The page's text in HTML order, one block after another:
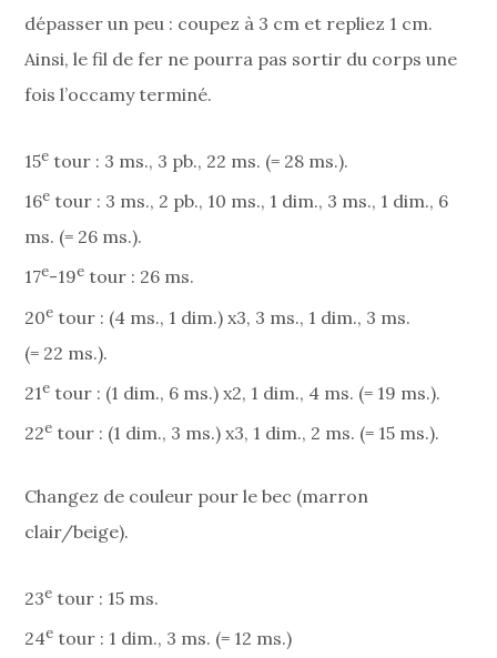
dépasser un peu : coupez à 3 cm et repliez 1 cm.
Ainsi, le fil de fer ne pourra pas sortir du corps une
fois l’occamy terminé.
15e tour : 3 ms., 3 pb., 22 ms. (= 28 ms.).
16e tour : 3 ms., 2 pb., 10 ms., 1 dim., 3 ms., 1 dim., 6
ms. (= 26 ms.).
17e-19e tour : 26 ms.
20e tour : (4 ms., 1 dim.) x3, 3 ms., 1 dim., 3 ms.
(= 22 ms.).
21e tour : (1 dim., 6 ms.) x2, 1 dim., 4 ms. (= 19 ms.).
22e tour : (1 dim., 3 ms.) x3, 1 dim., 2 ms. (= 15 ms.).
Changez de couleur pour le bec (marron
clair/beige).
23e tour : 15 ms.
24e tour : 1 dim., 3 ms. (= 12 ms.)